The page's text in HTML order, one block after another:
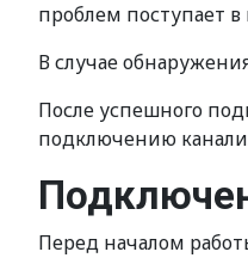
проблем поступает
В случае
После успешного
подключению
Перед началом